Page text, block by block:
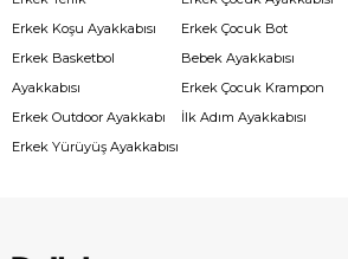
Erkek Koşu Ayakkabısı
Erkek Basketbol
Ayakkabısı
Erkek Outdoor Ayakkabı
Erkek Yürüyüş Ayakkabısı
Erkek Çocuk Bot
Bebek Ayakkabısı
Erkek Çocuk Krampon
İlk Adım Ayakkabısı